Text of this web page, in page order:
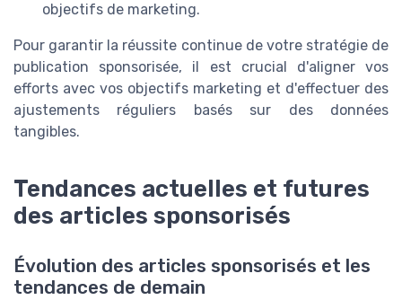
objectifs de marketing.
Pour garantir la réussite continue de votre stratégie de
publication sponsorisée, il est crucial d'aligner vos
efforts avec vos objectifs marketing et d'effectuer des
ajustements réguliers basés sur des données
tangibles.
Tendances actuelles et futures
des articles sponsorisés
Évolution des articles sponsorisés et les
tendances de demain